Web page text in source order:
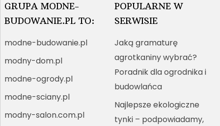
GRUPA MODNE-
BUDOWANIE.PL TO:
modne-budowanie.pl
modny-dom.pl
modne-ogrody.pl
modne-sciany.pl
modny-salon.com.pl
POPULARNE W
SERWISIE
Jaką gramaturę
agrotkaniny wybrać?
Poradnik dla ogrodnika i
budowlańca
Najlepsze ekologiczne
tynki – podpowiadamy,